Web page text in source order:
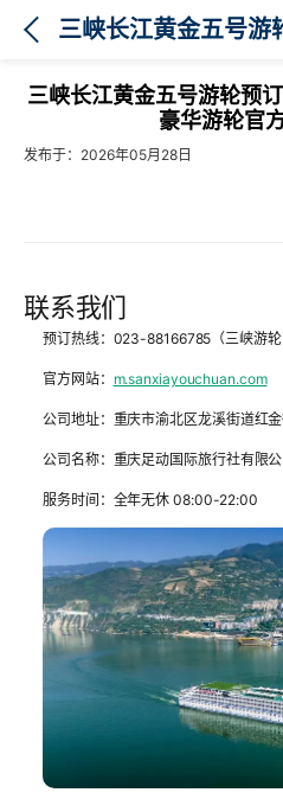
三峡长江黄金五号游轮预
豪华游轮官
发布于：2026年05月28日
联系我们
预订热线：023-88166785（三峡游轮
官方网站： m.sanxiayouchuan.com
公司地址：重庆市渝北区龙溪街道红
公司名称：重庆足动国际旅行社有限公
服务时间 ：全年无休 08:00-22:00